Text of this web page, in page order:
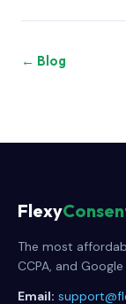
← Blog
Flexy
The most
CCPA, and
Email: